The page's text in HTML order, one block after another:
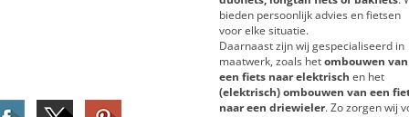
bieden persoonlijk advies en fietsen
voor elke situatie.
Daarnaast zijn wij gespecialiseerd in
maatwerk, zoals hetombouwen van
een fiets naar elektrisch en het
(elektrisch) ombouwen van een
naar een driewieler. Zo zorgen wij